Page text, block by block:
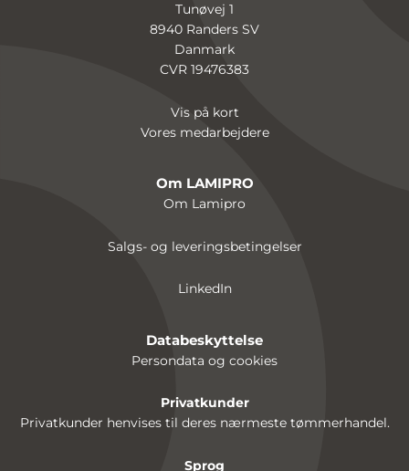
Tunøvej 1
8940 Randers SV
Danmark
CVR 19476383
Vis på kort
Vores medarbejdere
Om LAMIPRO
Om Lamipro
Salgs- og leveringsbetingelser
LinkedIn
Databeskyttelse
Persondata og cookies
Privatkunder
Privatkunder henvises til deres nærmeste tømmerhandel.
Sprog